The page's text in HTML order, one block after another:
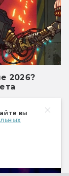
вы
2026?